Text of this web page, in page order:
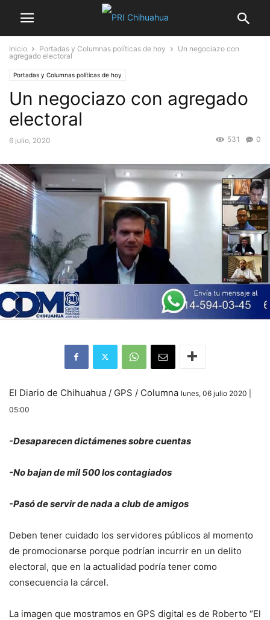
Inicio Portadas y Columnas políticas de hoy
Un negociazo con
agregado electoral
Portadas y Columnas políticas de hoy
Un negociazo con agregado
electoral
6 julio, 2020 0
531
El Diario de Chihuahua / GPS / Columna lunes, 06 julio 2020 |
05:00
-Desaparecen dictámenes sobre cuentas
-No bajan de mil 500 los contagiados
-Pasó de servir de nada a club de amigos
Deben tener cuidado los servidores públicos al momento
de promocionarse porque podrían incurrir en un delito
electoral, que en la actualidad podría tener como
consecuencia la cárcel.
La imagen que mostramos en GPS digital es de Roberto “El